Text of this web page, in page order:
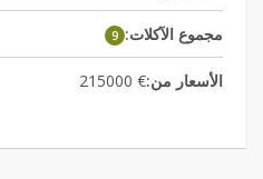
مجموع الآكلات: 9
الأسعار من:€ 215000